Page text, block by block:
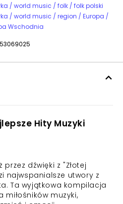
/ world music / folk / folk polski
/ world music / region / Europa /
Wschodnia
Hity Muzyki
przez dźwięki z "Złotej
najwspanialsze utwory z
Ta wyjątkowa kompilacja
muzyki,